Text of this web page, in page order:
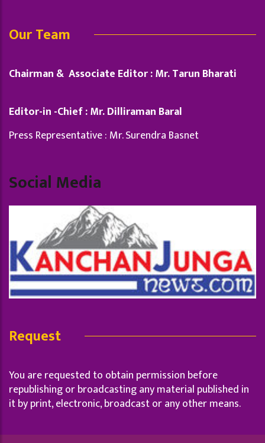
Our Team
Chairman & Associate Editor : Mr. Tarun Bharati
Editor-in -Chief : Mr. Dilliraman Baral
Press Representative : Mr. Surendra Basnet
Social Media
Request
You are requested to obtain permission before
republishing or broadcasting any material published in
it by print, electronic, broadcast or any other means.